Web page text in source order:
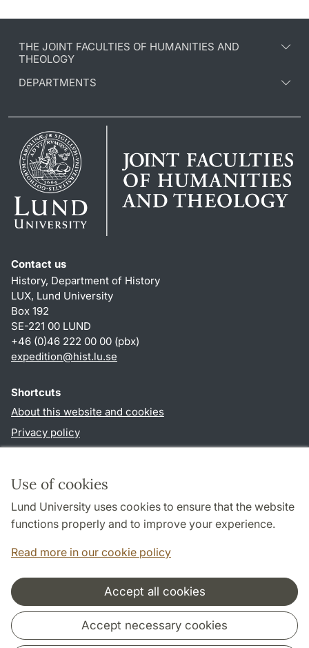
Use of cookies
Lund University uses cookies to ensure that the website
functions properly and to improve your experience.
Read more in our cookie policy
Accept all cookies
Accept necessary cookies
THE JOINT FACULTIES OF HUMANITIES AND
THEOLOGY
DEPARTMENTS
Contact us
History, Department of History
LUX, Lund University
Box 192
SE-221 00 LUND
+46 (0)46 222 00 00 (pbx)
expedition@hist.lu.se
Shortcuts
About this website and cookies
Privacy policy
Follow us in sociala media
Cooperation and network